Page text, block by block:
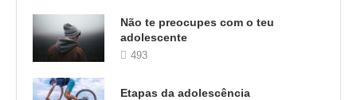
Não te preocupes com o teu
adolescente
493
Etapas da adolescência